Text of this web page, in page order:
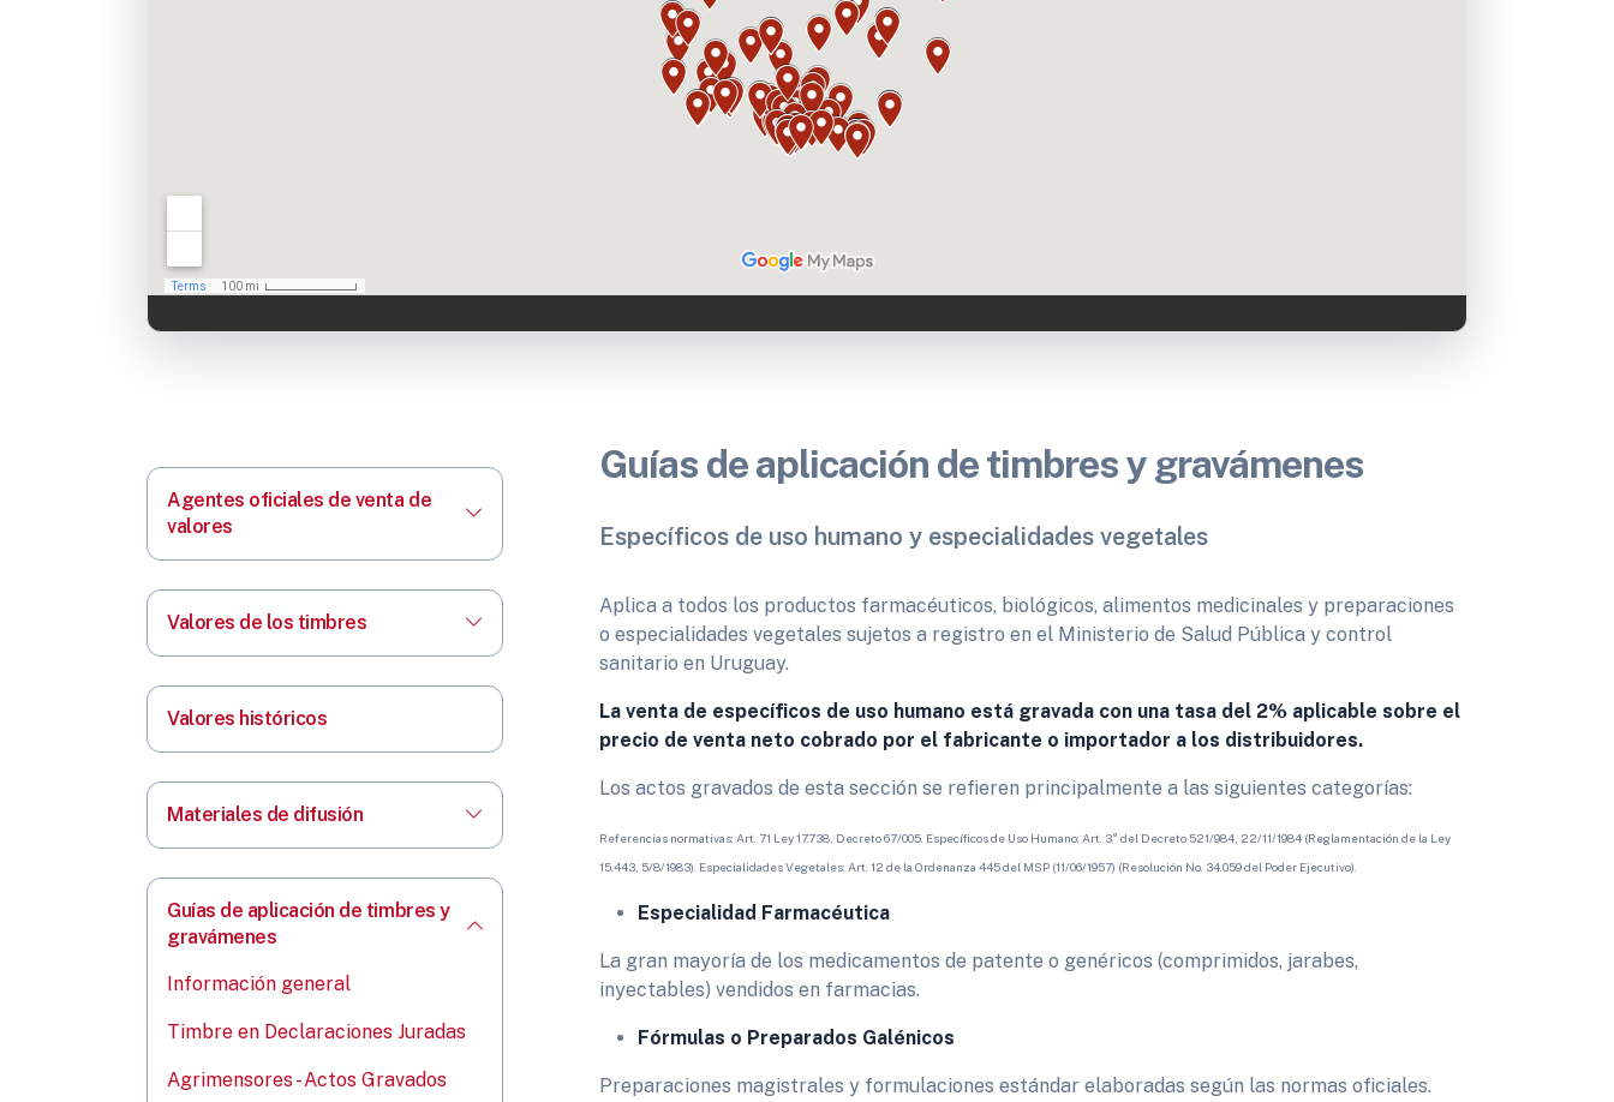
Agentes oficiales de venta de
valores
Valores de los timbres
Valores históricos
Materiales de difusión
Guías de aplicación de timbres y
gravámenes
Información general
Timbre en Declaraciones Juradas
Agrimensores - Actos Gravados
Guías de aplicación de timbres y gravámenes
Específicos de uso humano y especialidades vegetales
Aplica a todos los productos farmacéuticos, biológicos, alimentos medicinales y preparaciones
o especialidades vegetales sujetos a registro en el Ministerio de Salud Pública y control
sanitario en Uruguay.
La venta de específicos de uso humano está gravada con una tasa del 2% aplicable sobre el
precio de venta neto cobrado por el fabricante o importador a los distribuidores.
Los actos gravados de esta sección se refieren principalmente a las siguientes categorías:
Referencias normativas: Art. 71 Ley 17.738, Decreto 67/005. Específicos de Uso Humano: Art. 3° del Decreto 521/984, 22/11/1984 (Reglamentación de la Ley
15.443, 5/8/1983). Especialidades Vegetales: Art. 12 de la Ordenanza 445 del MSP (11/06/1957) (Resolución No. 34.059 del Poder Ejecutivo).
Especialidad Farmacéutica
​La gran mayoría de los medicamentos de patente o genéricos (comprimidos, jarabes,
inyectables) vendidos en farmacias.
Fórmulas o Preparados Galénicos
Preparaciones magistrales y formulaciones estándar elaboradas según las normas oficiales.